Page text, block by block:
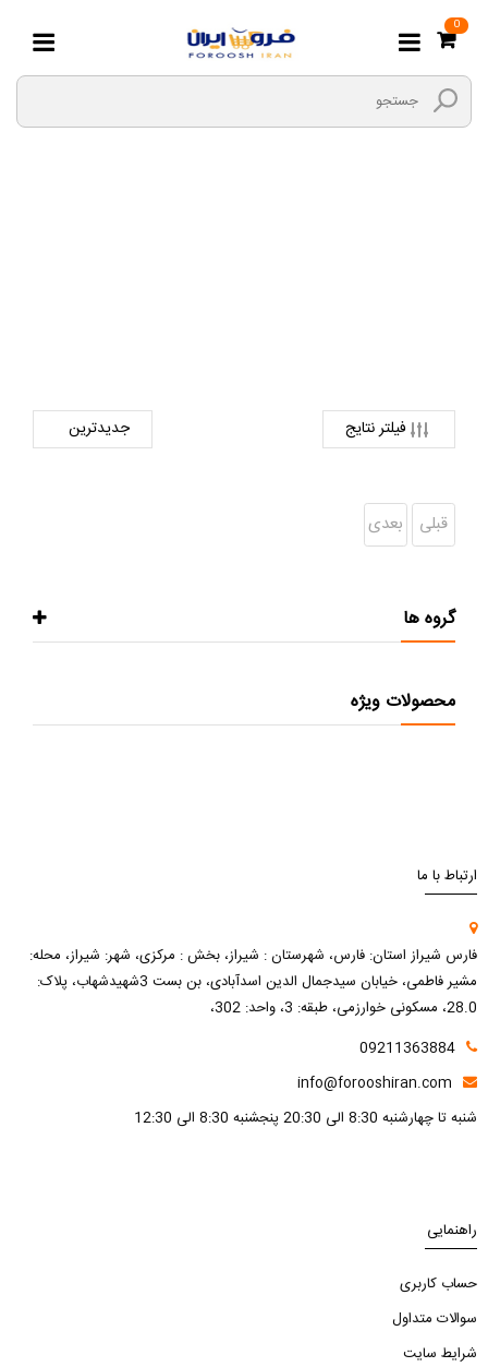
0
فیلتر نتایج
قبلی بعدی
گروه ها
محصولات ویژه
ارتباط با ما
فارس شیراز استان: فارس، شهرستان : شیراز، بخش : مرکزی، شهر: شیراز، محله:
مشیر فاطمی، خیابان سیدجمال الدین اسدآبادی، بن بست 3شهیدشهاب، پلاک:
28.0، مسکونی خوارزمی، طبقه: 3، واحد: 302،
09211363884
info@forooshiran.com
شنبه تا چهارشنبه 8:30 الی 20:30 پنجشنبه 8:30 الی 12:30
راهنمایی
حساب کاربری
سوالات متداول
شرایط سایت